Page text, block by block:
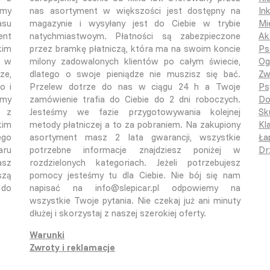
w
i
z
nas asortyment w większości jest dostępny na
magazynie i wysyłany jest do Ciebie w trybie
natychmiastwoym. Płatności są zabezpieczone
przez bramkę płatniczą, która ma na swoim koncie
milony zadowalonych klientów po całym świecie,
dlatego o swoje pieniądze nie muszisz się bać.
Przelew dotrze do nas w ciągu 24 h a Twoje
zamówienie trafia do Ciebie do 2 dni roboczych.
Jesteśmy we fazie przygotowywania kolejnej
metody płatniczej a to za pobraniem. Na zakupiony
asortyment masz 2 lata gwarancji, wszystkie
potrzebne informacje znajdziesz poniżej w
rozdzielonych kategoriach. Jeżeli potrzebujesz
pomocy jesteśmy tu dla Ciebie. Nie bój się nam
napisać na info@slepicar.pl odpowiemy na
wszystkie Twoje pytania. Nie czekaj już ani minuty
dłużej i skorzystaj z naszej szerokiej oferty.
Warunki
Zwroty i reklamacje